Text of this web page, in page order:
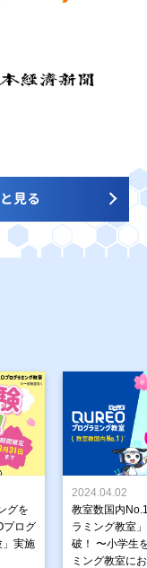
見る
グを
プログ
」実施
2024.04.02
教室数国内
ラミング教室
破！ 〜小学生
ミング教室に